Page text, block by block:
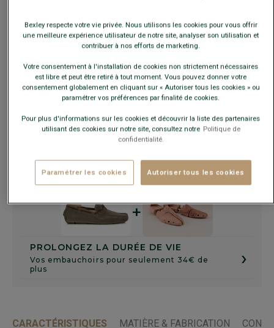
Guide des tailles
+ AJOUTER AU PANIER
Voir la disponibilité en magasin
Livré en 24h ouvrées avec Chronopost Express
PROLONGEZ LA DURÉE DE VIE
Vos embauchoirs pour seulement 34€ de
plus
›
+
CARACTÉRISTIQUES MATIÈRE & FABRICATION
Bexley respecte votre vie privée. Nous utilisons les cookies pour vous offrir
une meilleure expérience utilisateur de notre site, analyser son utilisation et
contribuer à nos efforts de marketing.
Votre consentement à l'installation de cookies non strictement nécessaires
est libre et peut être retiré à tout moment. Vous pouvez donner votre
consentement globalement en cliquant sur « Autoriser tous les cookies » ou
paramétrer vos préférences par finalité de cookies.
Pour plus d'informations sur les cookies et découvrir la liste des partenaires
utilisant des cookies sur notre site, consultez notre Politique de
confidentialité.
Paramétrer les cookies Autoriser tous les cookies